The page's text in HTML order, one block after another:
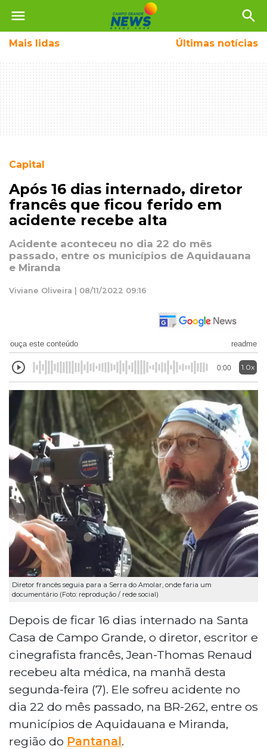
menu search
Mais lidas Últimas notícias
Capital
Após 16 dias internado, diretor
francês que ficou ferido em
acidente recebe alta
Acidente aconteceu no dia 22 do mês
passado, entre os municípios de Aquidauana
e Miranda
Viviane Oliveira | 08/11/2022 09:16
ouça este conteúdo readme
0:00 1.0x
Diretor francês seguia para a Serra do Amolar, onde faria um
documentário (Foto: reprodução / rede social)
Depois de ficar 16 dias internado na Santa
Casa de Campo Grande, o diretor, escritor e
cinegrafista francês, Jean-Thomas Renaud
recebeu alta médica, na manhã desta
segunda-feira (7). Ele sofreu acidente no
dia 22 do mês passado, na BR-262, entre os
municípios de Aquidauana e Miranda,
região do Pantanal.